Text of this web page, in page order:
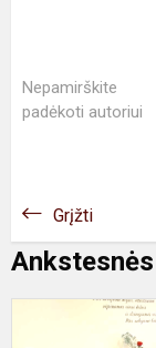
Nepamirškite
padėkoti autoriui
Grįžti